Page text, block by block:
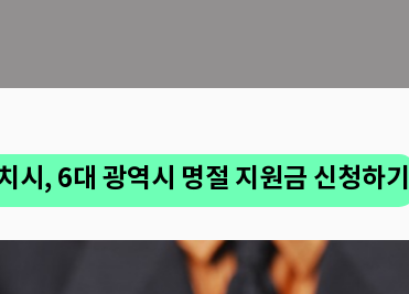
시, 6대 광역시 명절 지원금 신청하기